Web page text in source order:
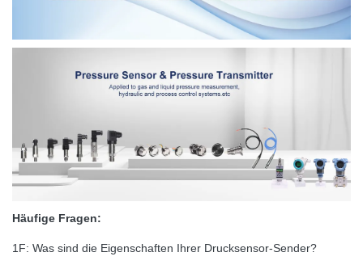
Häufige Fragen:
1F: Was sind die Eigenschaften Ihrer Drucksensor-Sender?